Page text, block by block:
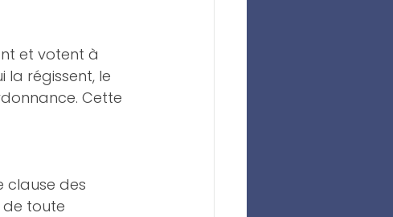
et votent à
la régissent, le
Cette
clause des
de toute